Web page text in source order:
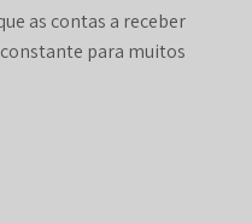
as contas a receber
para muitos